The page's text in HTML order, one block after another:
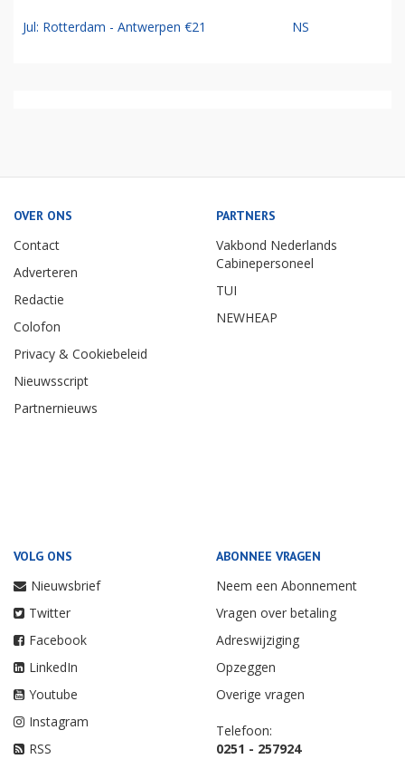
Jul: Rotterdam - Antwerpen €21 NS
OVER ONS
Contact
Adverteren
Redactie
Colofon
Privacy & Cookiebeleid
Nieuwsscript
Partnernieuws
PARTNERS
Vakbond Nederlands
Cabinepersoneel
TUI
NEWHEAP
VOLG ONS
Nieuwsbrief
Twitter
Facebook
LinkedIn
Youtube
Instagram
RSS
ABONNEE VRAGEN
Neem een Abonnement
Vragen over betaling
Adreswijziging
Opzeggen
Overige vragen
Telefoon:
0251 - 257924